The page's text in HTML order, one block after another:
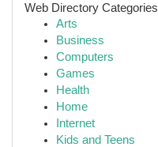
Web Directory Categories
Arts
Business
Computers
Games
Health
Home
Internet
Kids and Teens